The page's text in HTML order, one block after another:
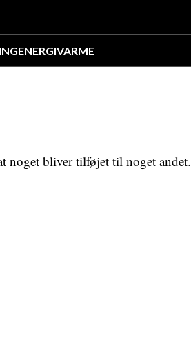
ENERGIVARME
noget bliver tilføjet til noget andet.